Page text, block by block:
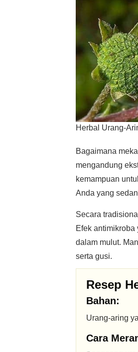
Herbal Urang-
Bagaimana
mengandung
kemampuan
Anda yang
Secara
Efek
dalam mulut.
serta gusi.
Resep
Bahan:
Urang-aring
Cara